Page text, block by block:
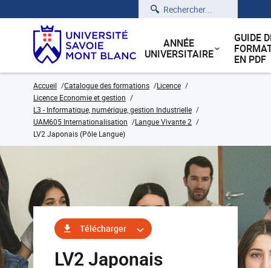
Rechercher
ANNÉE
UNIVERSITAIRE
GUIDE
EN PDF
Accueil Catalogue des formations
Licence
Licence Economie et gestion
L3 - Informatique, numérique, gestion Industrielle
UAM605 Internationalisation
Langue Vivante 2
LV2 Japonais (Pôle Langue)
Télécharger
LV2 Japonais